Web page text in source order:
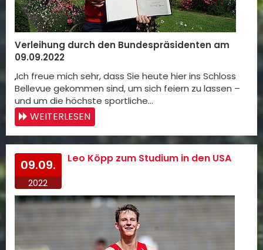
Verleihung durch den Bundespräsidenten am
09.09.2022
„Ich freue mich sehr, dass Sie heute hier ins Schloss
Bellevue gekommen sind, um sich feiern zu lassen –
und um die höchste sportliche…
WEITERLESEN
09.09.
2022
Leo Köpp zum Studium in den USA